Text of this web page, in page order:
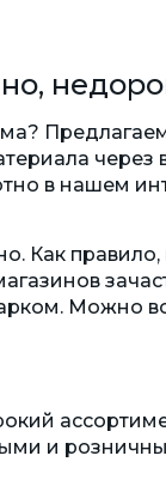
через
в нашем
Как правило,
Можно
и